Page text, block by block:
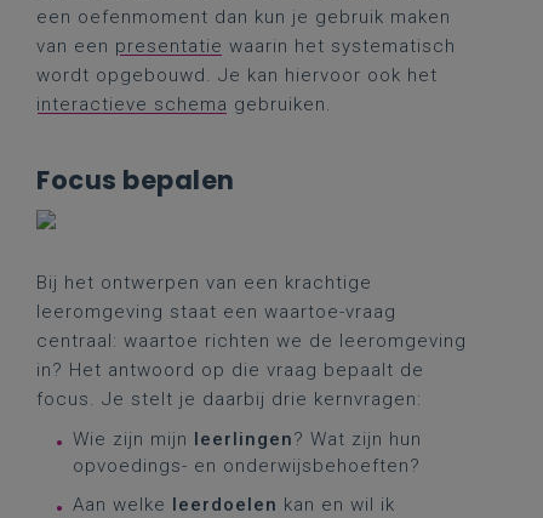
een oefenmoment dan kun je gebruik maken
van een presentatie waarin het systematisch
wordt opgebouwd. Je kan hiervoor ook het
interactieve schema gebruiken.
Focus bepalen
Bij het ontwerpen van een krachtige
leeromgeving staat een waartoe-vraag
centraal: waartoe richten we de leeromgeving
in? Het antwoord op die vraag bepaalt de
focus. Je stelt je daarbij drie kernvragen:
Wie zijn mijn leerlingen? Wat zijn hun
opvoedings- en onderwijsbehoeften?
Aan welke leerdoelen kan en wil ik